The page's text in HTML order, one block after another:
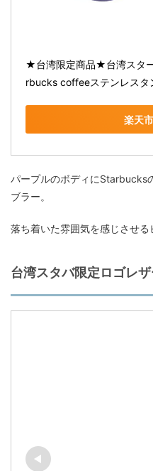
★台湾限定商品★台湾スタ
rbucks coffeeステンレスタ
楽天
パープルのボディにStarbucks
ブラー。
落ち着いた雰囲気を感じさせる
台湾スタバ限定ロゴレ